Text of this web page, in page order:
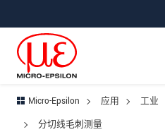
Micro-Epsilon 应用 工业
分切线毛刺测量